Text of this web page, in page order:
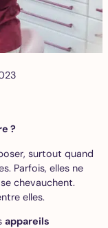
?
surtout quand
Parfois, elles ne
chevauchent.
elles.
appareils